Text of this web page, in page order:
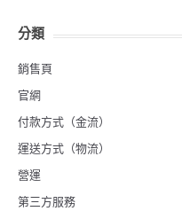
分類
銷售頁
官網
付款方式（金流）
運送方式（物流）
營運
第三方服務